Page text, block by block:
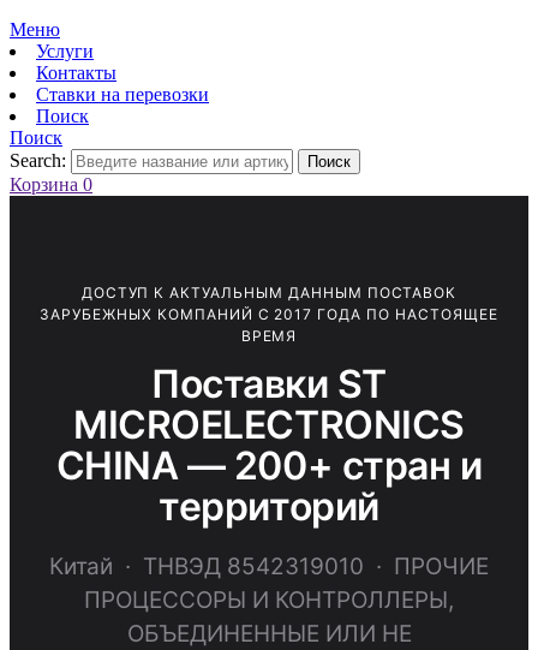
Меню
Услуги
Контакты
Ставки на перевозки
Поиск
Поиск
Search:
Поиск
Корзина 0
ДОСТУП К АКТУАЛЬНЫМ ДАННЫМ ПОСТАВОК
ЗАРУБЕЖНЫХ КОМПАНИЙ С 2017 ГОДА ПО НАСТОЯЩЕЕ
ВРЕМЯ
Поставки ST
MICROELECTRONICS
CHINA — 200+ стран и
территорий
Китай · ТНВЭД 8542319010 · ПРОЧИЕ
ПРОЦЕССОРЫ И КОНТРОЛЛЕРЫ,
ОБЪЕДИНЕННЫЕ ИЛИ НЕ